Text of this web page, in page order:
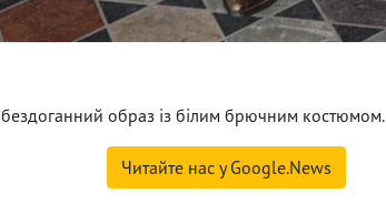
бездоганний образ із білим брючним костюмом.
Читайте нас у Google.News